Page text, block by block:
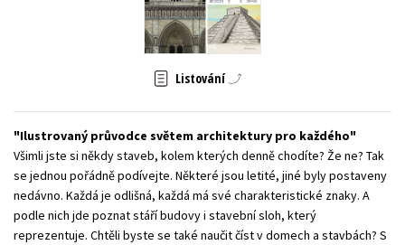
Zahraniční literatura
Všechny tituly
Listování
Ilustrovaný průvodce světem architektury pro každého
Všimli jste si někdy staveb, kolem kterých denně chodíte? Že ne? Tak
se jednou pořádně podívejte. Některé jsou letité, jiné byly postaveny
nedávno. Každá je odlišná, každá má své charakteristické znaky. A
podle nich jde poznat stáří budovy i stavební sloh, který
reprezentuje. Chtěli byste se také naučit číst v domech a stavbách? S